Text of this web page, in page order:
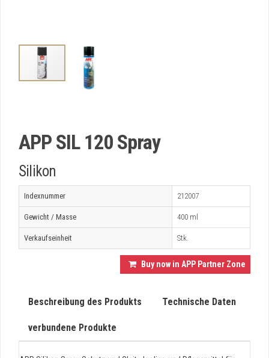
APP SIL 120 Spray
Silikon
Indexnummer 212007
Gewicht / Masse 400 ml
Verkaufseinheit Stk.
Buy now in APP Partner Zone
Beschreibung des Produkts Technische Daten
verbundene Produkte